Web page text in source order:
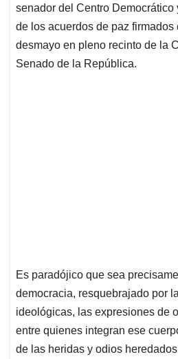
senador del Centro Democrático
de los acuerdos de paz firmados
desmayo en pleno recinto de la
Senado de la República.
Es paradójico que sea
democracia, resquebrajado por
ideológicas, las expresiones de
entre quienes integran ese
de las heridas y odios